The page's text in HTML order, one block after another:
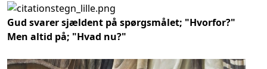
Gud svarer sjældent på spørgsmålet; "Hvorfor?"
Men altid på; "Hvad nu?"